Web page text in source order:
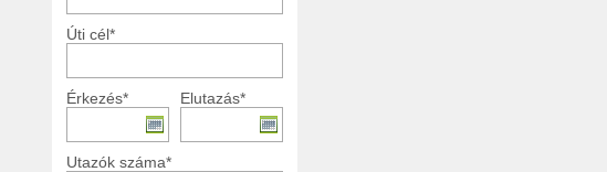
Úti cél*
Érkezés* Elutazás*
Utazók száma*